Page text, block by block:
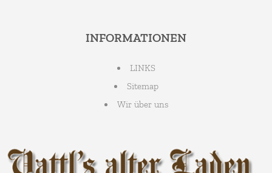
INFORMATIONEN
LINKS
Sitemap
Wir über uns